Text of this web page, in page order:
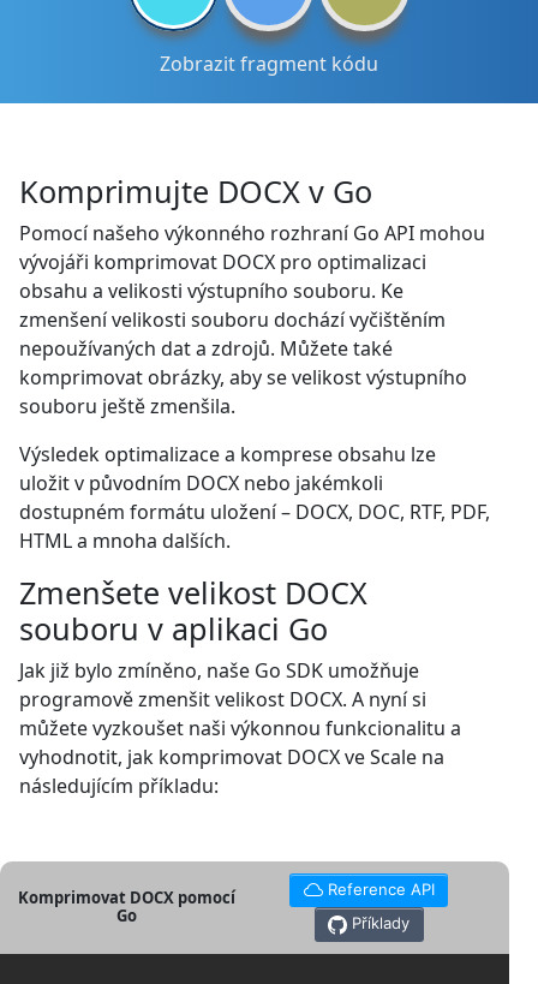
Zobrazit fragment kódu
Komprimujte DOCX v Go
Pomocí našeho výkonného rozhraní Go API mohou
vývojáři komprimovat DOCX pro optimalizaci
obsahu a velikosti výstupního souboru. Ke
zmenšení velikosti souboru dochází vyčištěním
nepoužívaných dat a zdrojů. Můžete také
komprimovat obrázky, aby se velikost výstupního
souboru ještě zmenšila.
Výsledek optimalizace a komprese obsahu lze
uložit v původním DOCX nebo jakémkoli
dostupném formátu uložení – DOCX, DOC, RTF, PDF,
HTML a mnoha dalších.
Zmenšete velikost DOCX
souboru v aplikaci Go
Jak již bylo zmíněno, naše Go SDK umožňuje
programově zmenšit velikost DOCX. A nyní si
můžete vyzkoušet naši výkonnou funkcionalitu a
vyhodnotit, jak komprimovat DOCX ve Scale na
následujícím příkladu:
Komprimovat DOCX pomocí
Go
Reference API
Příklady